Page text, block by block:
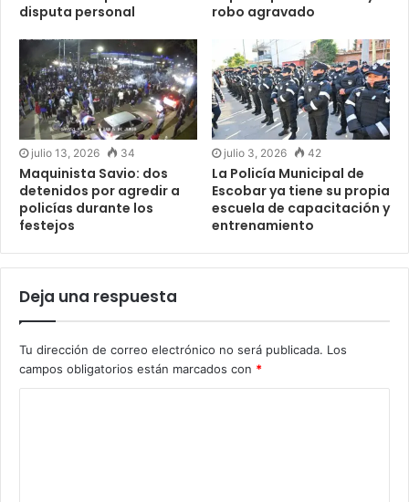
disputa personal
robo agravado
julio 13, 2026 34
Maquinista Savio: dos
detenidos por agredir a
policías durante los
festejos
julio 3, 2026 42
La Policía Municipal de
Escobar ya tiene su propia
escuela de capacitación y
entrenamiento
Deja una respuesta
Tu dirección de correo electrónico no será publicada. Los
campos obligatorios están marcados con *